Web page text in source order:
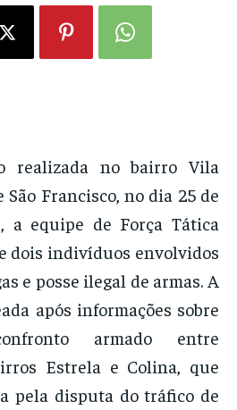
realizada no bairro Vila
Francisco, no dia 25 de
a equipe de Força Tática
dois indivíduos envolvidos
e posse ilegal de armas. A
após informações sobre
armado entre
Estrela e Colina, que
pela disputa do tráfico de